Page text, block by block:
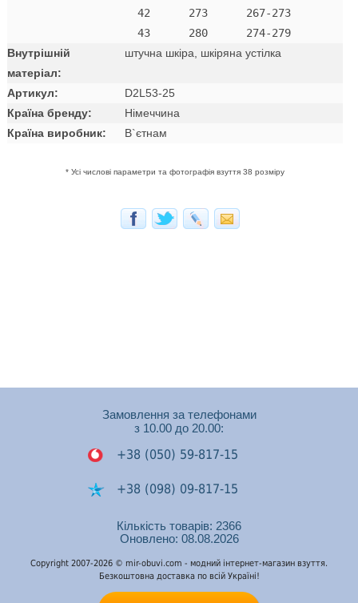
  42      273      267-273
Внутрішній
матеріал:
штучна шкіра, шкіряна устілка
Артикул:
D2L53-25
Країна бренду:
Німеччина
Країна виробник:
В`єтнам
* Усі числові параметри та фотографія взуття 38 розміру
Замовлення за телефонами
з 10.00 до 20.00:
+38 (050) 59-817-15
+38 (098) 09-817-15
+38 (050) 53-448-74
Подзвонити на Viber
Подзвонити на
Кількість товарів: 2366
Оновлено: 08.08.2026
Copyright 2007-2026 © mir-obuvi.com - модний інтернет-магазин взуття.
Безкоштовна доставка по всій Україні!